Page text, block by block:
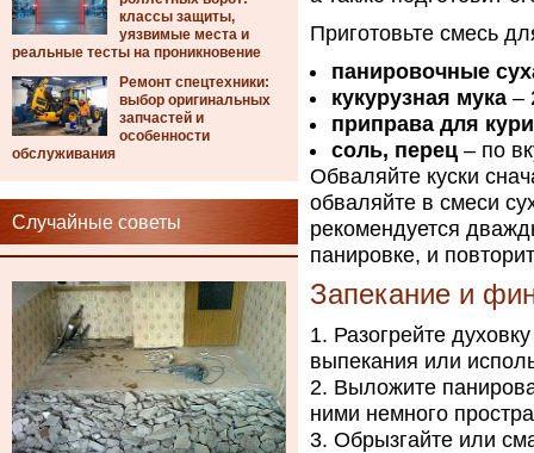
классы защиты,
уязвимые места и
реальные тесты на проникновение
Ремонт спецтехники:
выбор оригинальных
запчастей и
особенности
обслуживания
Случайные советы
Приготовьте смесь
панировочные
кукурузная мука –
приправа для
соль, перец – по
Обваляйте куски
обваляйте в смеси
рекомендуется
панировке, и
Запекание и
Разогрейте
выпекания или
Выложите
ними немного
Обрызгайте или